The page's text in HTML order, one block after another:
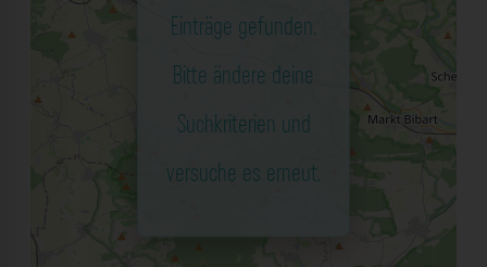
Einträge gefunden.
Bitte ändere deine
Suchkriterien und
versuche es erneut.